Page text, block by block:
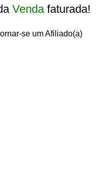
Vendafaturada!
se um Afiliado(a)